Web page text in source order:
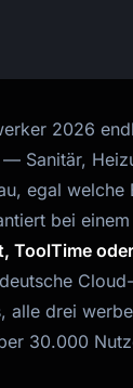
2026
Sanitär,
egal
bei
ToolTime
alle drei
30.000